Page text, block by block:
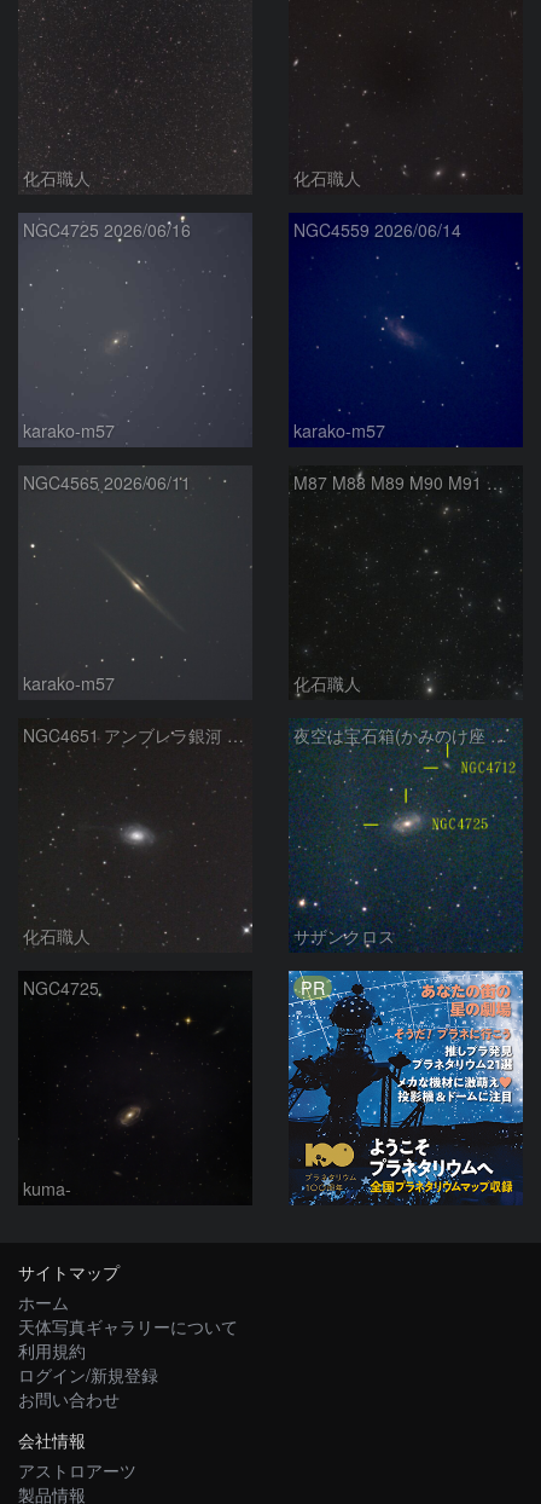
化石職人 化石職人
NGC4725 2026/06/16
karako-m57
NGC4559 2026/06/14
karako-m57
NGC4565 2026/06/11
karako-m57
M87 M88 M89 M90 M91 マルカリアンの銀河鎖 おとめ座 かみのけ座
化石職人
NGC4651 アンブレラ銀河 かみのけ座
化石職人
夜空は宝石箱(かみのけ座 NGC4725) Seestar50
サザンクロス
NGC4725
kuma-
PR
サイトマップ
ホーム
天体写真ギャラリーについて
利用規約
ログイン/新規登録
お問い合わせ
会社情報
アストロアーツ
製品情報